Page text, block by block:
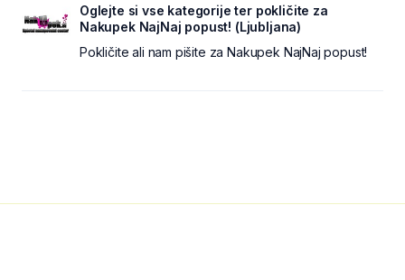
Oglejte si vse kategorije ter pokličite za
Nakupek NajNaj popust! (Ljubljana)
Pokličite ali nam pišite za Nakupek NajNaj popust!